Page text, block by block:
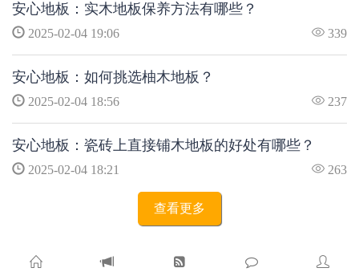
安心地板：实木地板保养方法有哪些？
2025-02-04 19:06 339
安心地板：如何挑选柚木地板？
2025-02-04 18:56 237
安心地板：瓷砖上直接铺木地板的好处有哪些？
2025-02-04 18:21 263
查看更多